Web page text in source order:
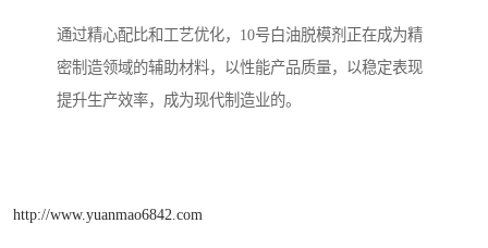
通过精心配比和工艺优化，10号白油脱模剂正在成为精
密制造领域的辅助材料，以性能产品质量，以稳定表现
提升生产效率，成为现代制造业的。
http://www.yuanmao6842.com